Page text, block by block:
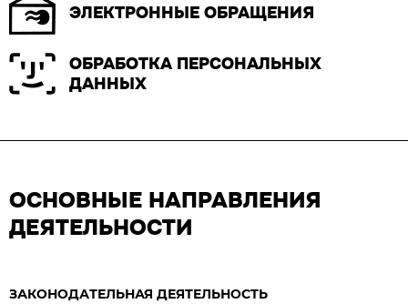
ЭЛЕКТРОННЫЕ ОБРАЩЕНИЯ
ОБРАБОТКА ПЕРСОНАЛЬНЫХ
ДАННЫХ
ОСНОВНЫЕ НАПРАВЛЕНИЯ
ДЕЯТЕЛЬНОСТИ
ЗАКОНОДАТЕЛЬНАЯ ДЕЯТЕЛЬНОСТЬ